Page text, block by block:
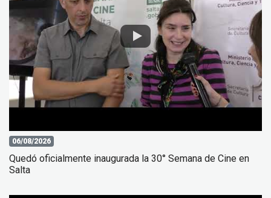
06/08/2026
Quedó oficialmente inaugurada la 30° Semana de Cine en
Salta